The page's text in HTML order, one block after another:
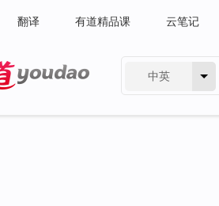
翻译 有道精品课 云笔记
中英